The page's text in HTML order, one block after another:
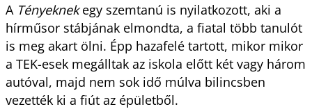
ATényeknekegy szemtanú is nyilatkozott, aki a
hírműsor stábjának elmondta, a fiatal több tanulót
is meg akart ölni. Épp hazafelé tartott, mikor mikor
a TEK-esek megálltak az iskola előtt két vagy három
autóval, majd nem sok idő múlva bilincsben
vezették ki a fiút az épületből.